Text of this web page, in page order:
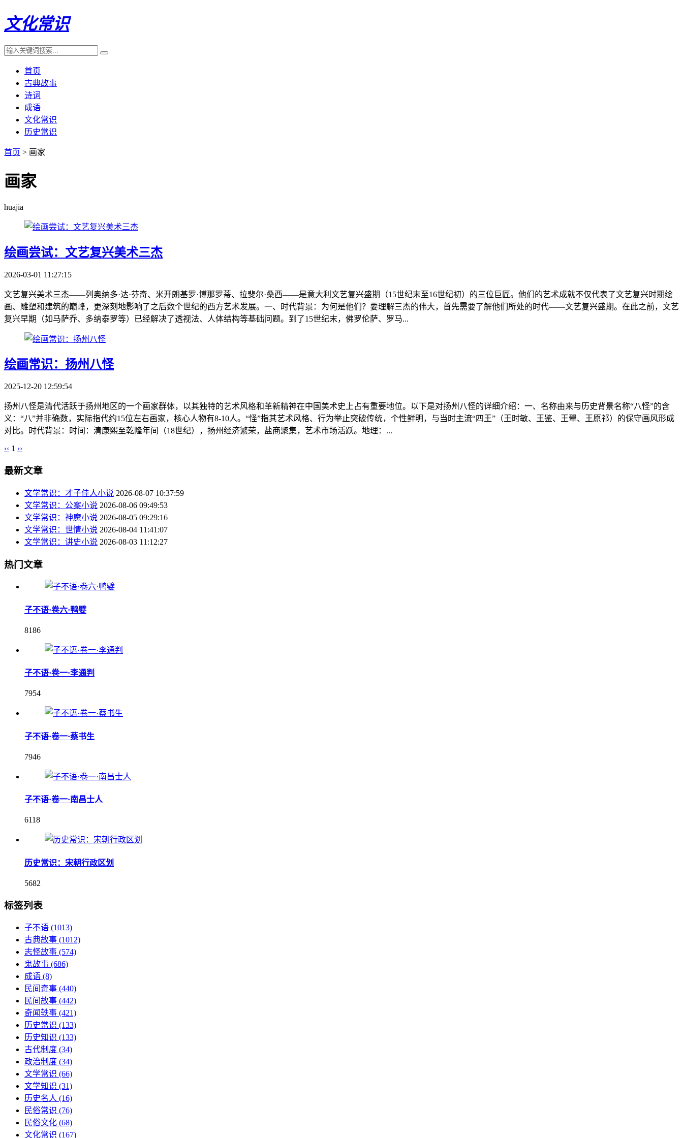
文化常识
首页
古典故事
诗词
成语
文化常识
历史常识
首页 > 画家
画家
huajia
绘画尝试：文艺复兴美术三杰
2026-03-01 11:27:15
文艺复兴美术三杰——列奥纳多·达·芬奇、米开朗基罗·博那罗蒂、拉斐尔·桑西——是意大利文艺复兴盛期（15世纪末至16世纪初）的三位巨匠。他们的艺术成就不仅代表了文艺复兴时期绘
画、雕塑和建筑的巅峰，更深刻地影响了之后数个世纪的西方艺术发展。一、时代背景：为何是他们？要理解三杰的伟大，首先需要了解他们所处的时代——文艺复兴盛期。在此之前，文艺
复兴早期（如马萨乔、多纳泰罗等）已经解决了透视法、人体结构等基础问题。到了15世纪末，佛罗伦萨、罗马...
绘画常识：扬州八怪
2025-12-20 12:59:54
扬州八怪是清代活跃于扬州地区的一个画家群体，以其独特的艺术风格和革新精神在中国美术史上占有重要地位。以下是对扬州八怪的详细介绍：一、名称由来与历史背景名称“八怪”的含
义：“八”并非确数，实际指代约15位左右画家，核心人物有8-10人。“怪”指其艺术风格、行为举止突破传统，个性鲜明，与当时主流“四王”（王时敏、王鉴、王翚、王原祁）的保守画风形成
对比。时代背景：时间：清康熙至乾隆年间（18世纪），扬州经济繁荣，盐商聚集，艺术市场活跃。地理：...
‹‹ 1 ››
最新文章
文学常识：才子佳人小说 2026-08-07 10:37:59
文学常识：公案小说 2026-08-06 09:49:53
文学常识：神魔小说 2026-08-05 09:29:16
文学常识：世情小说 2026-08-04 11:41:07
文学常识：讲史小说 2026-08-03 11:12:27
热门文章
子不语·卷六·鸭嬖
8186
子不语·卷一·李通判
7954
子不语·卷一·蔡书生
7946
子不语·卷一·南昌士人
6118
历史常识：宋朝行政区划
5682
标签列表
子不语 (1013)
古典故事 (1012)
志怪故事 (574)
鬼故事 (686)
成语 (8)
民间奇事 (440)
民间故事 (442)
奇闻轶事 (421)
历史常识 (133)
历史知识 (133)
古代制度 (34)
政治制度 (34)
文学常识 (66)
文学知识 (31)
历史名人 (16)
民俗常识 (76)
民俗文化 (68)
文化常识 (167)